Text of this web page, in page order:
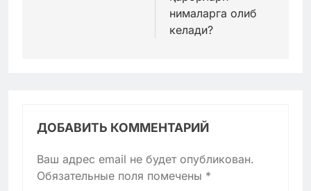
нималарга олиб
келади?
ДОБАВИТЬ КОММЕНТАРИЙ
Ваш адрес email не будет опубликован.
Обязательные поля помечены *